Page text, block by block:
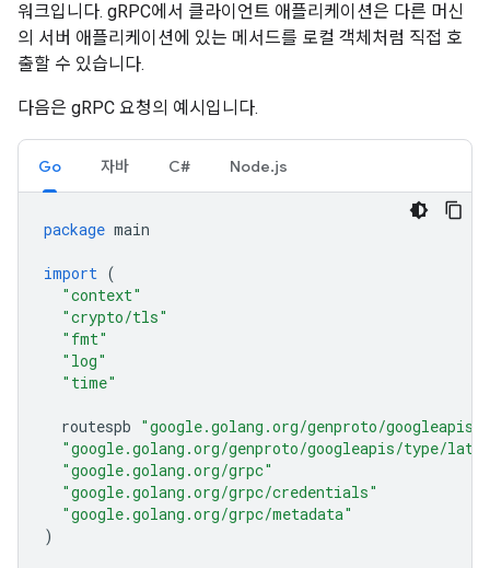
워크입니다. gRPC에서 클라이언트 애플리케이션은 다른 머신
의 서버 애플리케이션에 있는 메서드를 로컬 객체처럼 직접 호
출할 수 있습니다.
다음은 gRPC 요청의 예시입니다.
Go 자바 C# Node.js
package main
import (
"context"
"crypto/tls"
"fmt"
"log"
"time"
routespb "google.golang.org/genproto/googleapis/
"google.golang.org/genproto/googleapis/type/
"google.golang.org/grpc"
"google.golang.org/grpc/credentials"
"google.golang.org/grpc/metadata"
)